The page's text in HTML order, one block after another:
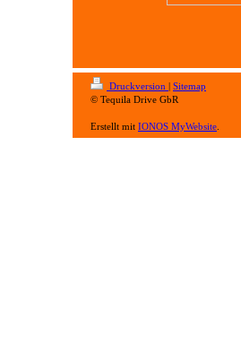
Druckversion | Sitemap
© Tequila Drive GbR
Erstellt mit IONOS MyWebsite